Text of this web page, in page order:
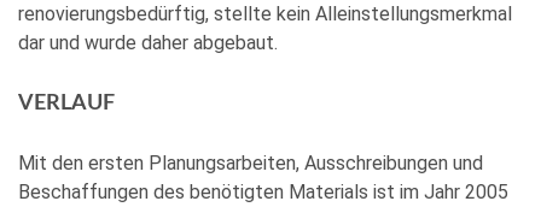
renovierungsbedürftig, stellte kein Alleinstellungsmerkmal
dar und wurde daher abgebaut.
VERLAUF
Mit den ersten Planungsarbeiten, Ausschreibungen und
Beschaffungen des benötigten Materials ist im Jahr 2005